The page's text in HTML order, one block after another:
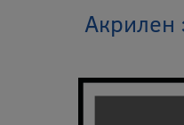
Акрилен